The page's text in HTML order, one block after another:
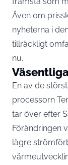
Även om
nyheterna i
tillräckligt
nu.
En av de
processorn
tar över efter
Förändringen
lägre